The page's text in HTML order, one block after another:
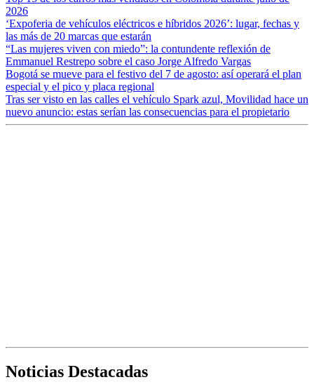
2026
‘Expoferia de vehículos eléctricos e híbridos 2026’: lugar, fechas y
las más de 20 marcas que estarán
“Las mujeres viven con miedo”: la contundente reflexión de
Emmanuel Restrepo sobre el caso Jorge Alfredo Vargas
Bogotá se mueve para el festivo del 7 de agosto: así operará el plan
especial y el pico y placa regional
Tras ser visto en las calles el vehículo Spark azul, Movilidad hace un
nuevo anuncio: estas serían las consecuencias para el propietario
Noticias Destacadas